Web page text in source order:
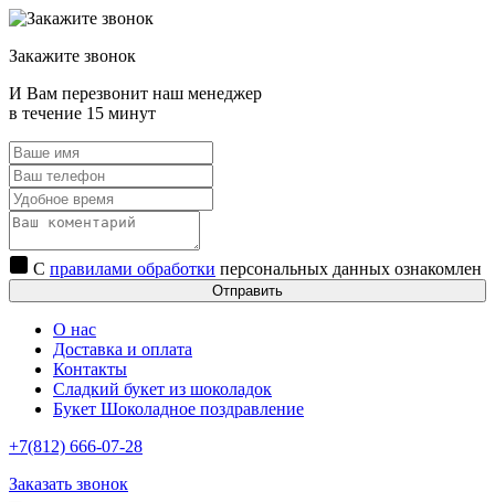
Закажите звонок
И Вам перезвонит наш менеджер
в течение 15 минут
С правилами обработки персональных данных ознакомлен
Отправить
О нас
Доставка и оплата
Контакты
Сладкий букет из шоколадок
Букет Шоколадное поздравление
+7(812) 666-07-28
Заказать звонок